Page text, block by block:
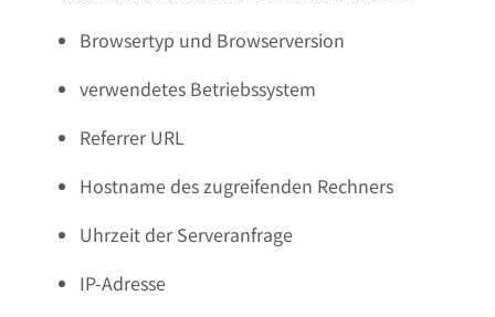
Browsertyp und Browserversion
verwendetes Betriebssystem
Referrer URL
Hostname des zugreifenden Rechners
Uhrzeit der Serveranfrage
IP-Adresse